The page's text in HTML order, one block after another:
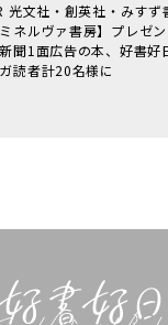
光文社・創英社・みすず
ネルヴァ書房】プレゼン
聞1面広告の本、好書好
読者計20名様に